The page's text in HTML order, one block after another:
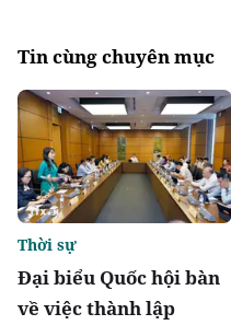
Tin cùng chuyên mục
Đại biểu Quốc hội bàn
về việc thành lập
Thời sự